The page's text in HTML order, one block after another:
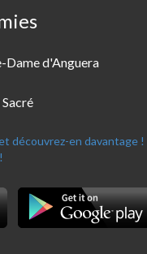
d'Anguera
découvrez-en davantage !